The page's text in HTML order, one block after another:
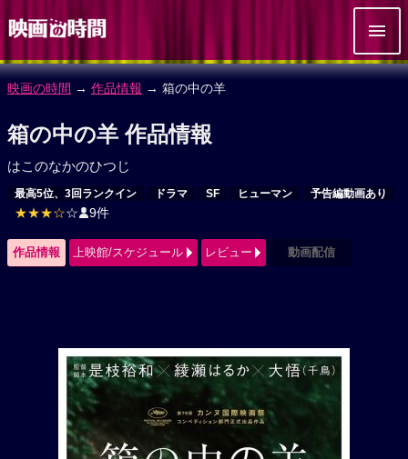
映画の時間 → 作品情報 → 箱の中の羊
箱の中の羊 作品情報
はこのなかのひつじ
最高5位、3回ランクイン ドラマ SF ヒューマン 予告編動画あり
★★★☆☆ 9件
作品情報 上映館/スケジュール レビュー 動画配信